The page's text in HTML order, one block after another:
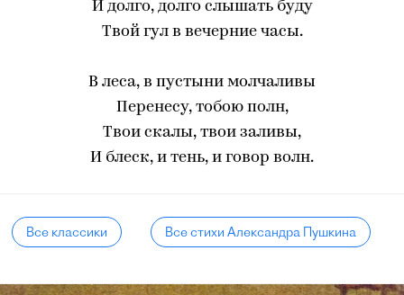
И долго, долго слышать буду
Твой гул в вечерние часы.
В леса, в пустыни молчаливы
Перенесу, тобою полн,
Твои скалы, твои заливы,
И блеск, и тень, и говор волн.
Все классики Все стихи Александра Пушкина